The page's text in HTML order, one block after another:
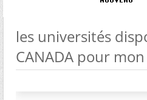
les universités
CANADA pour